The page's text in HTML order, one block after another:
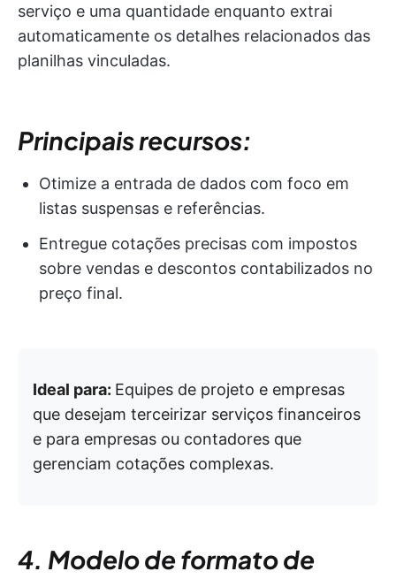
serviço e uma quantidade enquanto extrai
automaticamente os detalhes relacionados das
planilhas vinculadas.
Principais recursos:
Otimize a entrada de dados com foco em
listas suspensas e referências.
Entregue cotações precisas com impostos
sobre vendas e descontos contabilizados no
preço final.
Ideal para: Equipes de projeto e empresas
que desejam terceirizar serviços financeiros
e para empresas ou contadores que
gerenciam cotações complexas.
4. Modelo de formato de